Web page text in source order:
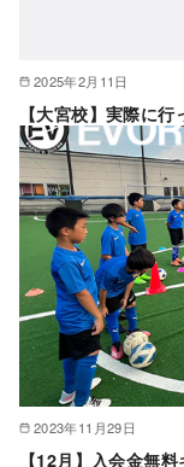
2025年2月11日
【大宮校】実際に
2023年11月29日
【12月】入会金無